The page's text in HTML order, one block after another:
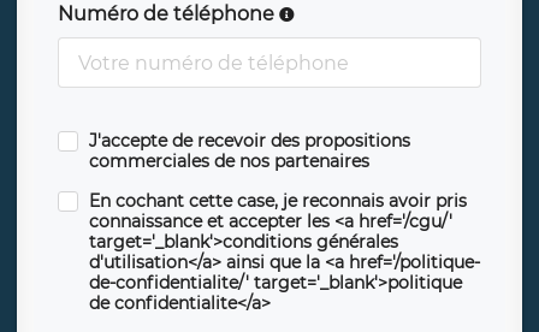
Numéro de téléphone
J'accepte de recevoir des propositions
commerciales de nos partenaires
En cochant cette case, je reconnais avoir pris
connaissance et accepter les <a href='/cgu/'
target='_blank'>conditions générales
d'utilisation</a> ainsi que la <a href='/politique-
de-confidentialite/' target='_blank'>politique
de confidentialite</a>